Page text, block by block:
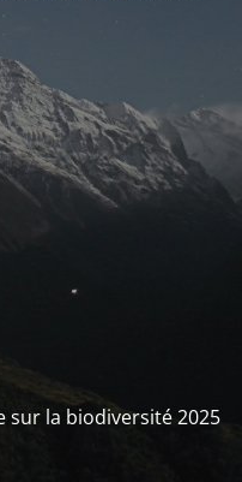
la biodiversité 2025